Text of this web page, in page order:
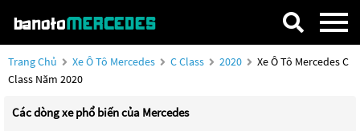
Trang Chủ Xe Ô Tô Mercedes C Class 2020
Xe Ô Tô Mercedes C
Class Năm 2020
Các dòng xe phổ biến của Mercedes